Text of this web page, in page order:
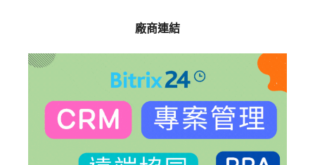
廠商連結